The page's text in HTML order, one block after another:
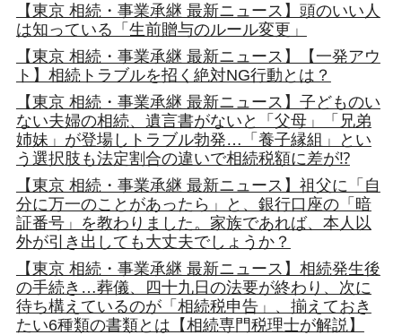
【東京 相続・事業承継 最新ニュース】頭のいい人
は知っている「生前贈与のルール変更」
【東京 相続・事業承継 最新ニュース】【一発アウ
ト】相続トラブルを招く絶対NG行動とは？
【東京 相続・事業承継 最新ニュース】子どものい
ない夫婦の相続、遺言書がないと「父母」「兄弟
姉妹」が登場しトラブル勃発…「養子縁組」とい
う選択肢も法定割合の違いで相続税額に差が⁉
【東京 相続・事業承継 最新ニュース】祖父に「自
分に万一のことがあったら」と、銀行口座の「暗
証番号」を教わりました。家族であれば、本人以
外が引き出しても大丈夫でしょうか？
【東京 相続・事業承継 最新ニュース】相続発生後
の手続き…葬儀、四十九日の法要が終わり、次に
待ち構えているのが「相続税申告」、揃えておき
たい6種類の書類とは【相続専門税理士が解説】